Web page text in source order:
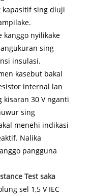
kapasitif sing diuji
kanggo nyilikake
sing
insulasi.
kasebut bakal
internal lan
30 V nganti
sing
menehi indikasi
Nalika
pangguna
Test saka
sel 1,5 V IEC